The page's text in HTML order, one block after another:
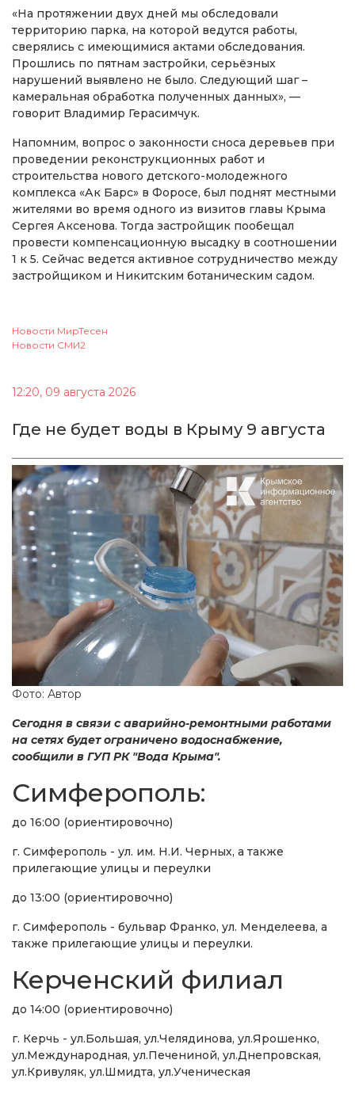
«На протяжении двух дней мы обследовали
территорию парка, на которой ведутся работы,
сверялись с имеющимися актами обследования.
Прошлись по пятнам застройки, серьёзных
нарушений выявлено не было. Следующий шаг –
камеральная обработка полученных данных», —
говорит Владимир Герасимчук.
Напомним, вопрос о законности сноса деревьев при
проведении реконструкционных работ и
строительства нового детского-молодежного
комплекса «Ак Барс» в Форосе, был поднят местными
жителями во время одного из визитов главы Крыма
Сергея Аксенова. Тогда застройщик пообещал
провести компенсационную высадку в соотношении
1 к 5. Сейчас ведется активное сотрудничество между
застройщиком и Никитским ботаническим садом.
Новости МирТесен
Новости СМИ2
12:20, 09 августа 2026
Где не будет воды в Крыму 9 августа
Фото: Автор
Сегодня в связи с аварийно-ремонтными работами
на сетях будет ограничено водоснабжение,
сообщили в ГУП РК "Вода Крыма".
Симферополь:
до 16:00 (ориентировочно)
г. Симферополь - ул. им. Н.И. Черных, а также
прилегающие улицы и переулки
до 13:00 (ориентировочно)
г. Симферополь - бульвар Франко, ул. Менделеева, а
также прилегающие улицы и переулки.
Керченский филиал
до 14:00 (ориентировочно)
г. Керчь - ул.Большая, ул.Челядинова, ул.Ярошенко,
ул.Международная, ул.Печениной, ул.Днепровская,
ул.Кривуляк, ул.Шмидта, ул.Ученическая